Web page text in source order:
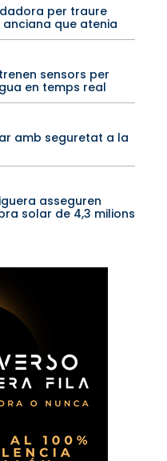
per traure
anciana que atenia
sensors per
en temps real
amb seguretat a la
asseguren
solar de 4,3 milions